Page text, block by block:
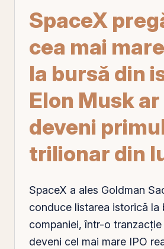
SpaceX
cea mai
la bursă din
Elon Musk
deveni
trilionar din
SpaceX a ales Goldman
conduce listarea istorică la
companiei, într-o
deveni cel mai mare IPO